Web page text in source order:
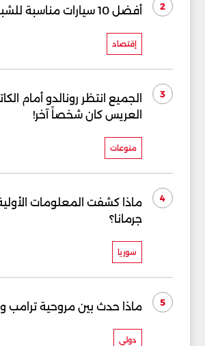
2 أفضل 10 سيارات مناسبة للشباب
إقتصاد
3
الجميع انتظر رونالدو أمام
العريس كان شخصاً آخر!
منوعات
4
ماذا كشفت المعلومات
جرمانا؟
سوريا
5 ماذا حدث بين مروحية ترامب
دولي